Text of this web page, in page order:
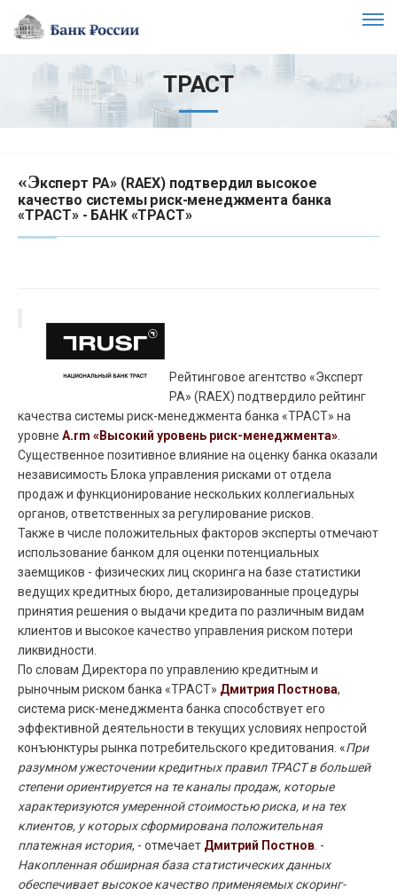
ТРАСТ
«Эксперт РА» (RAEX) подтвердил высокое
качество системы риск-менеджмента банка
«ТРАСТ» - БАНК «ТРАСТ»
Рейтинговое агентство «Эксперт
РА» (RAEX) подтвердило рейтинг
качества системы риск-менеджмента банка «ТРАСТ» на
уровне А.rm «Высокий уровень риск-менеджмента»
Существенное позитивное влияние на оценку банка оказали
независимость Блока управления рисками от отдела
продаж и функционирование нескольких коллегиальных
органов, ответственных за регулирование рисков.
Также в числе положительных факторов эксперты отмечают
использование банком для оценки потенциальных
заемщиков - физических лиц скоринга на базе статистики
ведущих кредитных бюро, детализированные процедуры
принятия решения о выдачи кредита по различным видам
клиентов и высокое качество управления риском потери
ликвидности.
По словам Директора по управлению кредитным и
рыночным риском банка «ТРАСТ» Дмитрия Постнова,
система риск-менеджмента банка способствует его
эффективной деятельности в текущих условиях непростой
конъюнктуры рынка потребительского кредитования. «При
разумном ужесточении кредитных правил ТРАСТ в большей
степени ориентируется на те каналы продаж, которые
характеризуются умеренной стоимостью риска, и на тех
клиентов, у которых сформирована положительная
платежная история, - отмечает Дмитрий Постнов . -
Накопленная обширная база статистических данных
обеспечивает высокое качество применяемых скоринг-